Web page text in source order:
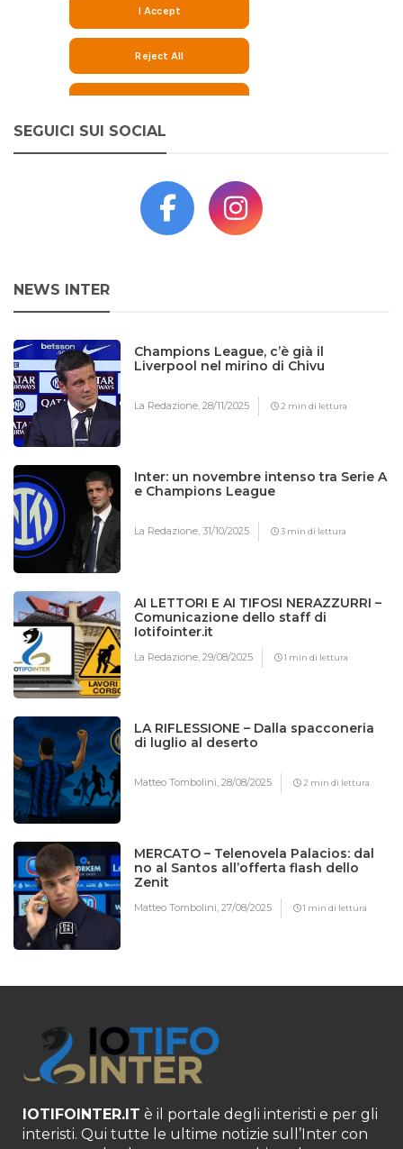
SEGUICI SUI SOCIAL
NEWS INTER
Champions League, c’è già il
Liverpool nel mirino di Chivu
La Redazione,28/11/2025 2 min di lettura
Inter: un novembre intenso tra Serie A
e Champions League
La Redazione,31/10/2025 3 min di lettura
AI LETTORI E AI TIFOSI NERAZZURRI –
Comunicazione dello staff di
Iotifointer.it
La Redazione,29/08/2025 1 min di lettura
LA RIFLESSIONE – Dalla spacconeria
di luglio al deserto
Matteo Tombolini,28/08/2025 2 min di lettura
MERCATO – Telenovela Palacios: dal
no al Santos all’offerta flash dello
Zenit
Matteo Tombolini,27/08/2025 1 min di lettura
IOTIFOINTER.IT è il portale degli interisti e per gli
interisti. Qui tutte le ultime notizie sull’Inter con